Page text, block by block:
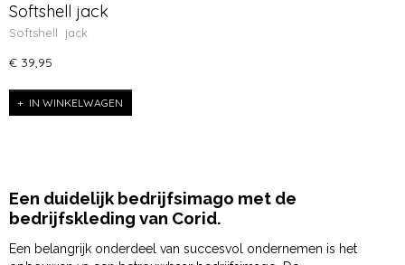
Softshell jack
Softshell jack
€ 39,95
IN WINKELWAGEN
Een duidelijk bedrijfsimago met de
bedrijfskleding van Corid.
Een belangrijk onderdeel van succesvol ondernemen is het